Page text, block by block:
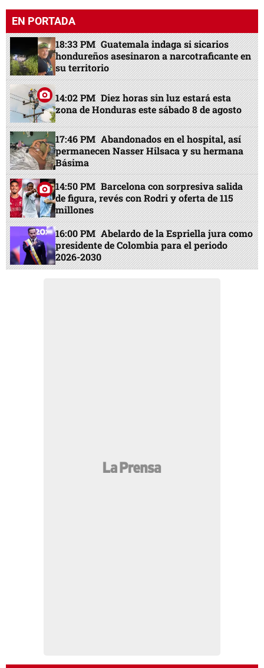
EN PORTADA
18:33 PM Guatemala indaga si sicarios
hondureños asesinaron a narcotraficante en
su territorio
14:02 PM Diez horas sin luz estará esta
zona de Honduras este sábado 8 de agosto
17:46 PM Abandonados en el hospital, así
permanecen Nasser Hilsaca y su hermana
Básima
14:50 PM Barcelona con sorpresiva salida
de figura, revés con Rodri y oferta de 115
millones
16:00 PM Abelardo de la Espriella jura como
presidente de Colombia para el periodo
2026-2030